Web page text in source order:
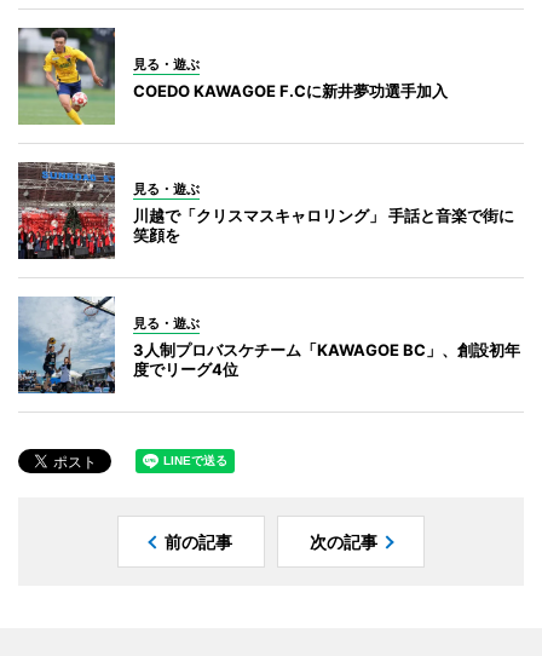
見る・遊ぶ
COEDO KAWAGOE F.Cに新井夢功選手加入
見る・遊ぶ
川越で「クリスマスキャロリング」 手話と音楽で街に
笑顔を
見る・遊ぶ
3人制プロバスケチーム「KAWAGOE BC」、創設初年
度でリーグ4位
前の記事 次の記事